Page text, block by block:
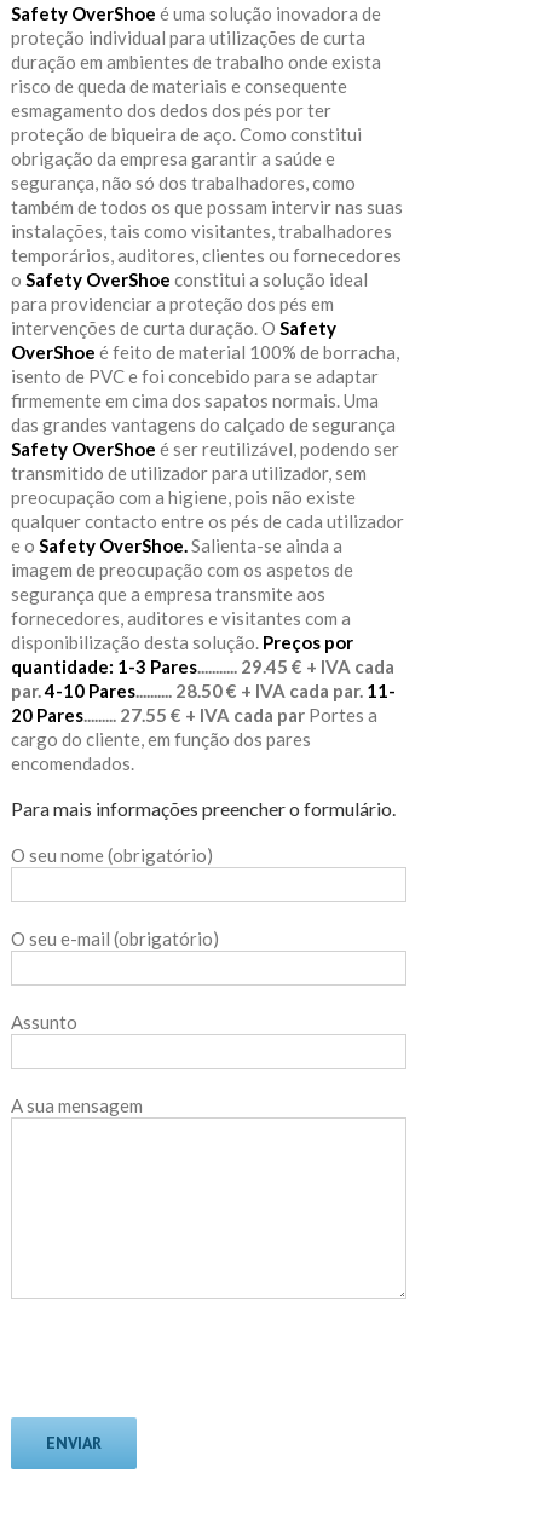
Safety OverShoe é uma solução inovadora de
proteção individual para utilizações de curta
duração em ambientes de trabalho onde exista
risco de queda de materiais e consequente
esmagamento dos dedos dos pés por ter
proteção de biqueira de aço. Como constitui
obrigação da empresa garantir a saúde e
segurança, não só dos trabalhadores, como
também de todos os que possam intervir nas suas
instalações, tais como visitantes, trabalhadores
temporários, auditores, clientes ou fornecedores
o Safety OverShoe constitui a solução ideal
para providenciar a proteção dos pés em
intervenções de curta duração. O Safety
OverShoe é feito de material 100% de borracha,
isento de PVC e foi concebido para se adaptar
firmemente em cima dos sapatos normais. Uma
das grandes vantagens do calçado de segurança
Safety OverShoe é ser reutilizável, podendo ser
transmitido de utilizador para utilizador, sem
preocupação com a higiene, pois não existe
qualquer contacto entre os pés de cada utilizador
e o Safety OverShoe. Salienta-se ainda a
imagem de preocupação com os aspetos de
segurança que a empresa transmite aos
fornecedores, auditores e visitantes com a
disponibilização desta solução. Preços por
quantidade: 1-3 Pares........... 29.45 € + IVA cada
par. 4-10 Pares.......... 28.50 € + IVA cada par. 11-
20 Pares......... 27.55 € + IVA cada parPortes a
cargo do cliente, em função dos pares
encomendados.
Para mais informações preencher o formulário.
O seu nome (obrigatório)
O seu e-mail (obrigatório)
Assunto
A sua mensagem